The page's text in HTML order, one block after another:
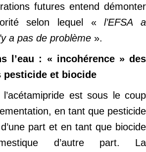
futures entend démonter
selon lequel «l’EFSA a
a pas de problème ».
l’eau : « incohérence » des
pesticide et biocide
est sous le coup
en tant que pesticide
part et en tant que biocide
d’autre part. La